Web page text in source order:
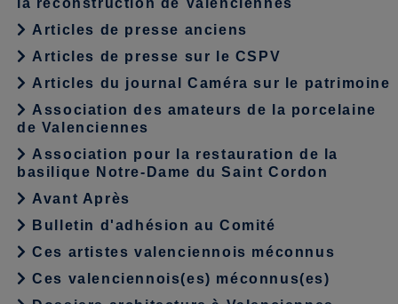
la reconstruction de Valenciennes
Articles de presse anciens
Articles de presse sur le CSPV
Articles du journal Caméra sur le patrimoine
Association des amateurs de la porcelaine
de Valenciennes
Association pour la restauration de la
basilique Notre-Dame du Saint Cordon
Avant Après
Bulletin d'adhésion au Comité
Ces artistes valenciennois méconnus
Ces valenciennois(es) méconnus(es)